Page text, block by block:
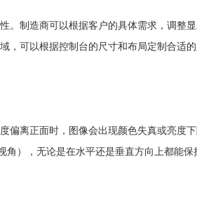
。制造商可以根据客户的具体需求，调
可以根据控制台的尺寸和布局定制合适
离正面时，图像会出现颜色失真或亮度
），无论是在水平还是垂直方向上都能